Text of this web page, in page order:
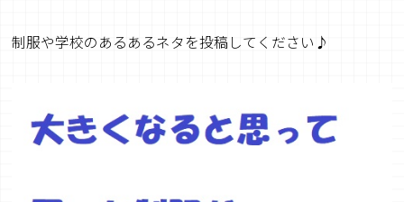
制服や学校のあるあるネタを投稿してください♪